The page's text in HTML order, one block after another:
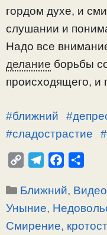
гордом духе, и
слушании и
Надо все
делание борьбы
происходящего, и
#ближний
#сладострастие
p
y
l
e
c
e
п
р
Рубрики
Ближний,
Уныние,
Смирение,